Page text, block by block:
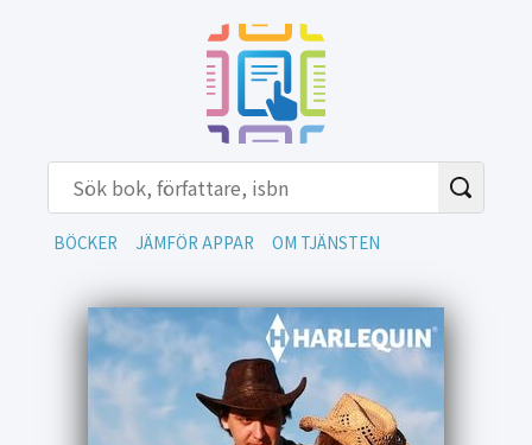
BÖCKER JÄMFÖR APPAR OM TJÄNSTEN